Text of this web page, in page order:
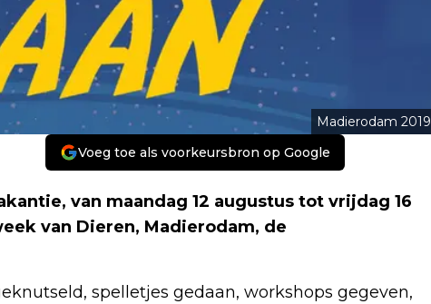
Madierodam 2019
Voeg toe als voorkeursbron op Google
van maandag 12 augustus tot vrijdag 16
van Dieren, Madierodam, de
spelletjes gedaan, workshops gegeven,